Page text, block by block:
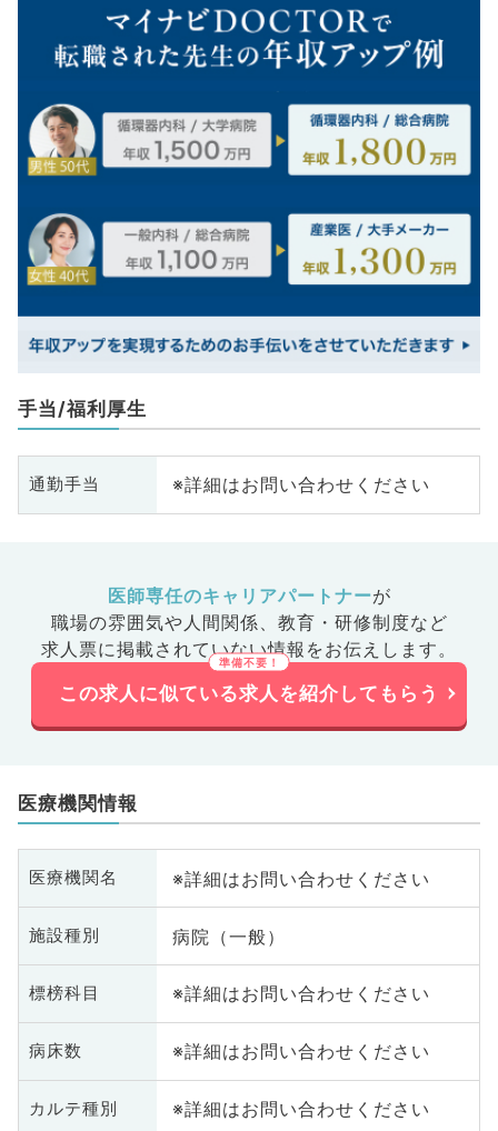
手当/福利厚生
通勤手当 ※詳細はお問い合わせください
医師専任のキャリアパートナーが
職場の雰囲気や人間関係、 教育・研修制度など
求人票に掲載されていない情報をお伝えします。
この求人に似ている求人を紹介してもらう
医療機関情報
医療機関名 ※詳細はお問い合わせください
施設種別 病院（一般）
標榜科目 ※詳細はお問い合わせください
病床数 ※詳細はお問い合わせください
カルテ種別 ※詳細はお問い合わせください